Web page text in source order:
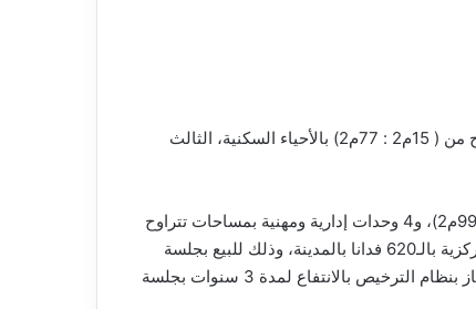
، عن طرح 14 محلاُ تجارياً وصيدلية بمساحات تتراوح من ( 15م2 : 77م2) بالأحياء السكنية، الثالث
، أنه تم طرح 11 محلاً تجارياً، بمساحات تتراوح من (14م2: 99م2)، و4 وحدات إدارية ومهنية بمساحات تتراوح
من (31م2 : 63م2) بالمناطق المختلفة بالمدينة، وقطعة أرض مقام عليها مخبز شامل المعدات والآلات وسور، بمنطقة الخدمات المركزية بالـ620 فدانا بالمدينة، وذلك للبيع بجلسة
مزاد علني ستعقد يوم الأحد الموافق 25/8/2024، بجانب طرح منفذ خدمة المواطنين ” تصوير مستندات وكافيتريا ” داخل مبنى الجهاز بنظام الترخيص بالانتفاع لمدة 3 سنوات بجلسة